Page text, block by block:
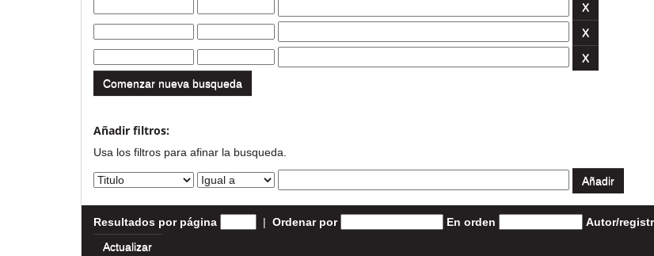
Comenzar nueva busqueda
Añadir filtros:
Usa los filtros para afinar la busqueda.
Resultados por página | Ordenar por En orden Autor/